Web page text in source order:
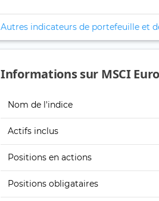
Autres indicateurs de portefeuille et
Informations sur MSCI
Nom de l'indice
Actifs inclus
Positions en actions
Positions obligataires